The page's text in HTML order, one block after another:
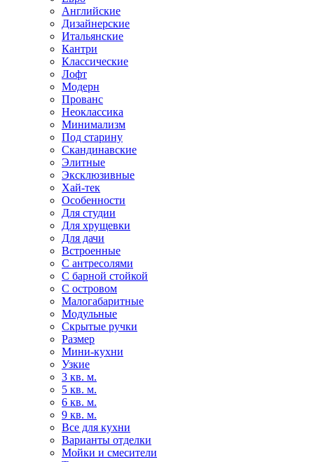
Английские
Дизайнерские
Итальянские
Кантри
Классические
Лофт
Модерн
Прованс
Неоклассика
Минимализм
Под старину
Скандинавские
Элитные
Эксклюзивные
Хай-тек
Особенности
Для студии
Для хрущевки
Для дачи
Встроенные
С антресолями
С барной стойкой
С островом
Малогабаритные
Модульные
Скрытые ручки
Размер
Мини-кухни
Узкие
3 кв. м.
5 кв. м.
6 кв. м.
9 кв. м.
Все для кухни
Варианты отделки
Мойки и смесители